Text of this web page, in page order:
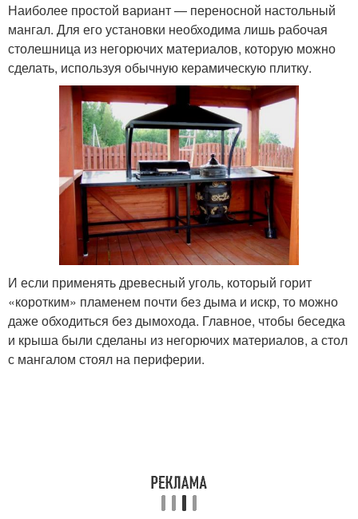
Наиболее простой вариант — переносной настольный
мангал. Для его установки необходима лишь рабочая
столешница из негорючих материалов, которую можно
сделать, используя обычную керамическую плитку.
И если применять древесный уголь, который горит
«коротким» пламенем почти без дыма и искр, то можно
даже обходиться без дымохода. Главное, чтобы беседка
и крыша были сделаны из негорючих материалов, а стол
с мангалом стоял на периферии.